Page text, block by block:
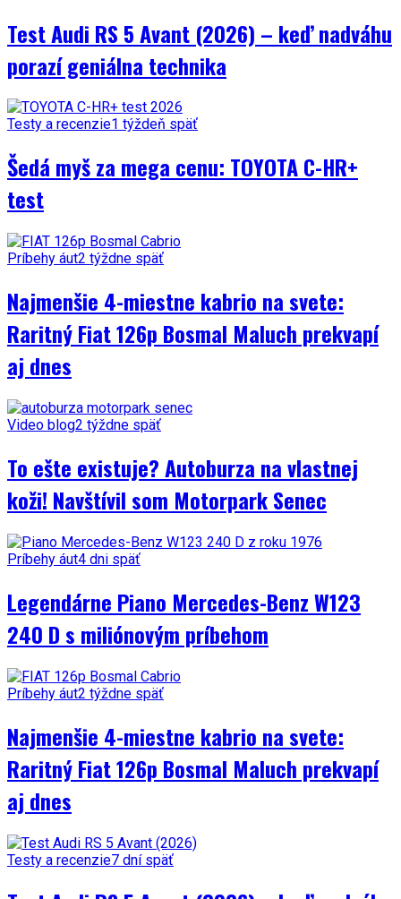
Test Audi RS 5 Avant (2026) – keď nadváhu
porazí geniálna technika
Testy a recenzie1 týždeň späť
Šedá myš za mega cenu: TOYOTA C-HR+
test
Príbehy áut2 týždne späť
Najmenšie 4-miestne kabrio na svete:
Raritný Fiat 126p Bosmal Maluch prekvapí
aj dnes
Video blog2 týždne späť
To ešte existuje? Autoburza na vlastnej
koži! Navštívil som Motorpark Senec
Príbehy áut4 dni späť
Legendárne Piano Mercedes-Benz W123
240 D s miliónovým príbehom
Príbehy áut2 týždne späť
Najmenšie 4-miestne kabrio na svete:
Raritný Fiat 126p Bosmal Maluch prekvapí
aj dnes
Testy a recenzie7 dní späť